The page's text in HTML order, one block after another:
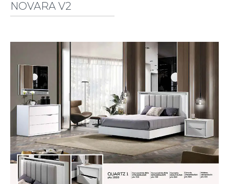
NOVARA V2